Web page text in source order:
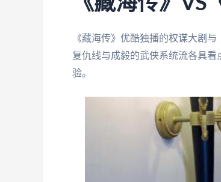
《藏海传》优酷独播的权谋大剧
复仇线与成毅的武侠系统流各具
验。